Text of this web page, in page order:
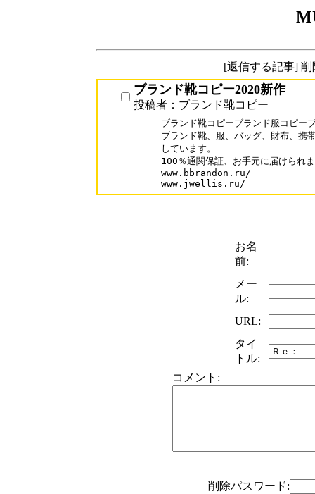
[返信する記事]
ブランド靴コピー2020新作
投稿者：ブランド靴コピー
ブランド靴コピーブランド服コピー
ブランド靴、服、バッグ、財布、携
しています。
100％通関保証、お手元に届けられ
www.bbrandon.ru/
www.jwellis.ru/
お名
前:
メー
ル:
URL:
タイ
トル:
コメント:
削除パスワード: